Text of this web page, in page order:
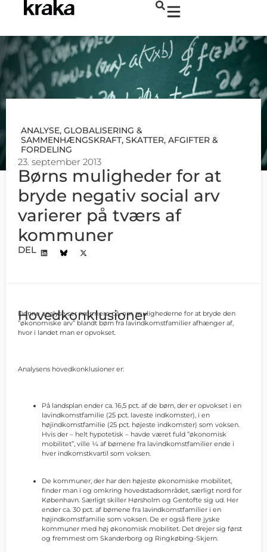
ANALYSE, GLOBALISERING &
SAMMENHÆNGSKRAFT, SKATTER, AFGIFTER &
FORDELING
23. september 2013
Børns muligheder for at
bryde negativ social arv
varierer på tværs af
kommuner
DEL
Hovedkonklusioner
Denne analyse ser nærmere på, om mulighederne for at bryde den
”økonomiske arv” blandt børn fra lavindkomstfamilier afhænger af,
hvor i landet man er opvokset.
Analysens hovedkonklusioner er:
På landsplan ender ca. 16,5 pct. af de børn, der er opvokset i en
lavindkomstfamilie (25 pct. laveste indkomster), i en
højindkomstfamilie (25 pct. højeste indkomster) som voksen.
Hvis der – helt hypotetisk – havde været fuld ”økonomisk
mobilitet”, ville ¼ af børnene fra lavindkomstfamilier ende i
hver indkomstkvartil som voksen.
De kommuner, der har den højeste økonomiske mobilitet,
finder man i og omkring hovedstadsområdet, særligt nord for
København. Særligt skiller Hørsholm og Gentofte sig ud. Her
ender ca. 30 pct. af børnene fra lavindkomstfamilier i en
højindkomstfamilie som voksen. De er også flere jyske
kommuner med høj økonomisk mobilitet. Det drejer sig først
og fremmest om Skanderborg og Ringkøbing-Skjern.